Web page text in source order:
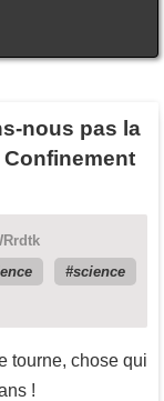
nous pas la
Confinement
science
tourne, chose qui
!